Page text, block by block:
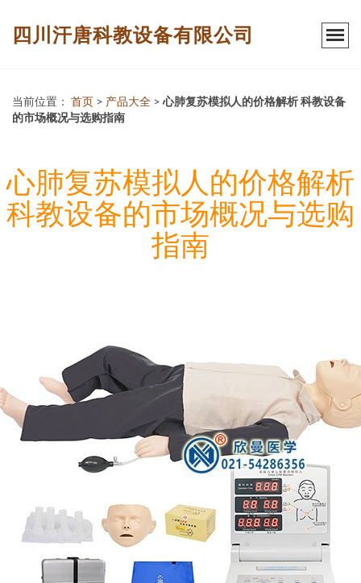
四川汗唐科教设备有限公司
当前位置： 首页 > 产品大全 > 心肺复苏模拟人的价格解析 科教设备
的市场概况与选购指南
心肺复苏模拟人的价格解析
科教设备的市场概况与选购
指南